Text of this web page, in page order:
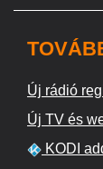
Új rádió
Új TV és
KODI